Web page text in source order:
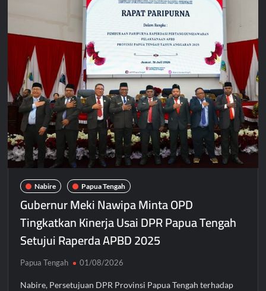
Nabire Papua Tengah
Gubernur Meki Nawipa Minta OPD
Tingkatkan Kinerja Usai DPR Papua Tengah
Setujui Raperda APBD 2025
Papua Tengah 01/08/2026
Nabire, Persetujuan DPR Provinsi Papua Tengah terhadap